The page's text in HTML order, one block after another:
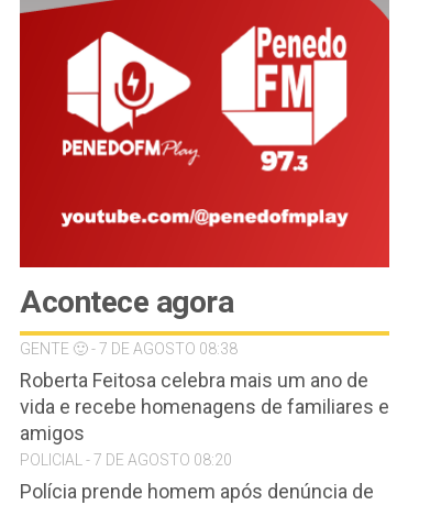
Acontece agora
GENTE 🙂 - 7 DE AGOSTO 08:38
Roberta Feitosa celebra mais um ano de
vida e recebe homenagens de familiares e
amigos
POLICIAL - 7 DE AGOSTO 08:20
Polícia prende homem após denúncia de